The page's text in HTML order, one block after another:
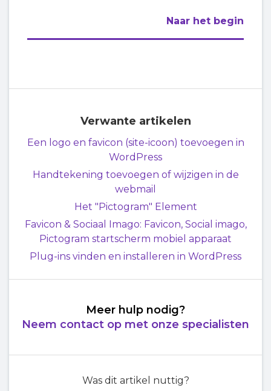
Naar het begin
Verwante artikelen
Een logo en favicon (site-icoon) toevoegen in
WordPress
Handtekening toevoegen of wijzigen in de
webmail
Het "Pictogram" Element
Favicon & Sociaal Imago: Favicon, Social imago,
Pictogram startscherm mobiel apparaat
Plug-ins vinden en installeren in WordPress
Meer hulp nodig?
Neem contact op met onze specialisten
Was dit artikel nuttig?